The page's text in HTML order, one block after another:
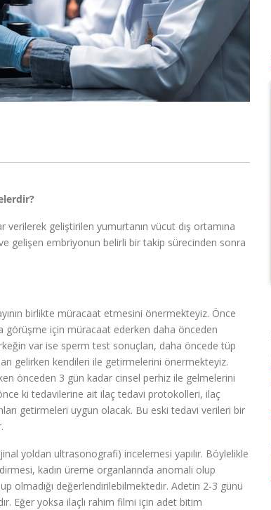
geliştirilen yumurtanın vücut dış ortamına
gelişen embriyonun belirli bir takip sürecinden sonra
birlikte müracaat etmesini önermekteyiz. Önce
görüşme için müracaat ederken daha önceden
var ise sperm test sonuçları, daha öncede tüp
gelirken kendileri ile getirmelerini önermekteyiz.
önceden 3 gün kadar cinsel perhiz ile gelmelerini
ki tedavilerine ait ilaç tedavi protokolleri, ilaç
getirmeleri uygun olacak. Bu eski tedavi verileri bir
yoldan ultrasonografi) incelemesi yapılır. Böylelikle
kadın üreme organlarında anomali olup
olmadığı değerlendirilebilmektedir. Adetin 2-3 günü
Eğer yoksa ilaçlı rahim filmi için adet bitim